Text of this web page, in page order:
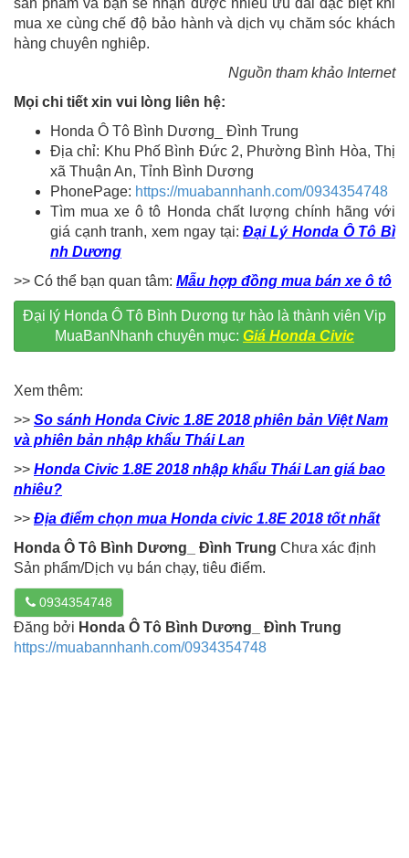
mua xe cùng chế độ bảo hành và dịch vụ chăm sóc khách
hàng chuyên nghiêp.
Nguồn tham khảo Internet
Mọi chi tiết xin vui lòng liên hệ:
Honda Ô Tô Bình Dương_ Đình Trung
Địa chỉ: Khu Phố Bình Đức 2, Phường Bình Hòa, Thị
xã Thuận An, Tỉnh Bình Dương
PhonePage: https://muabannhanh.com/0934354748
Tìm mua xe ô tô Honda chất lượng chính hãng với
giá cạnh tranh, xem ngay tại:Đại Lý Honda Ô Tô Bì
nh Dương
>> Có thể bạn quan tâm: Mẫu hợp đồng mua bán xe ô tô
Đại lý Honda Ô Tô Bình Dương tự hào là thành viên Vip
MuaBanNhanh chuyên mục: Giá Honda Civic
Xem thêm:
>> So sánh Honda Civic 1.8E 2018 phiên bản Việt Nam
và phiên bản nhập khẩu Thái Lan
>> Honda Civic 1.8E 2018 nhập khẩu Thái Lan giá bao
nhiêu?
>> Địa điểm chọn mua Honda civic 1.8E 2018 tốt nhất
Honda Ô Tô Bình Dương_ Đình Trung Chưa xác định
Sản phẩm/Dịch vụ bán chạy, tiêu điểm.
0934354748
Đăng bởi Honda Ô Tô Bình Dương_ Đình Trung
https://muabannhanh.com/0934354748